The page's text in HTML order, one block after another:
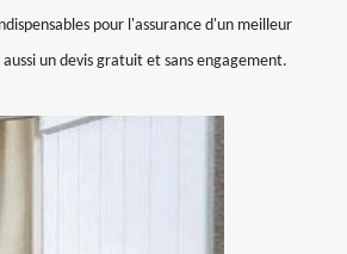
pour l'assurance d'un meilleur
un devis gratuit et sans engagement.